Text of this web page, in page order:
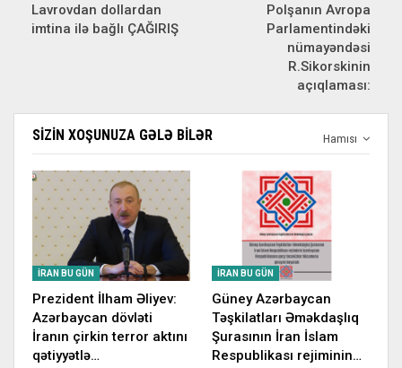
Lavrovdan dollardan
imtina ilə bağlı ÇAĞIRIŞ
Polşanın Avropa
Parlamentindəki
nümayəndəsi
R.Sikorskinin
açıqlaması:
Hamısı
SIZIN XOŞUNUZA GƏLƏ BILƏR
İRAN BU GÜN
Prezident İlham Əliyev:
Azərbaycan dövləti
İranın çirkin terror aktını
qətiyyətlə…
İRAN BU GÜN
Güney Azərbaycan
Təşkilatları Əməkdaşlıq
Şurasının İran İslam
Respublikası rejiminin…